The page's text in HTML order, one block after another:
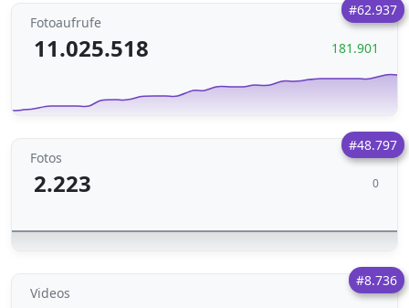
#62.937
Fotoaufrufe
11.025.518 181.901
#48.797
Fotos
2.223 0
#8.736
Videos